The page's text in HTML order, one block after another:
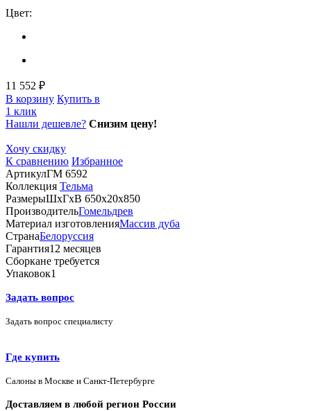
Цвет:
11 552 ₽
В корзину Купить в
1 клик
Нашли дешевле? Снизим цену!
Хочу скидку
К сравнению Избранное
АртикулГМ 6592
Коллекция Тельма
РазмерыШхГхВ 650х20х850
ПроизводительГомельдрев
Материал изготовленияМассив дуба
СтранаБелоруссия
Гарантия12 месяцев
Сборкане требуется
Упаковок1
Задать вопрос
Задать вопрос специалисту
Где купить
Салоны в Москве и Санкт-Петербурге
Доставляем в любой регион России